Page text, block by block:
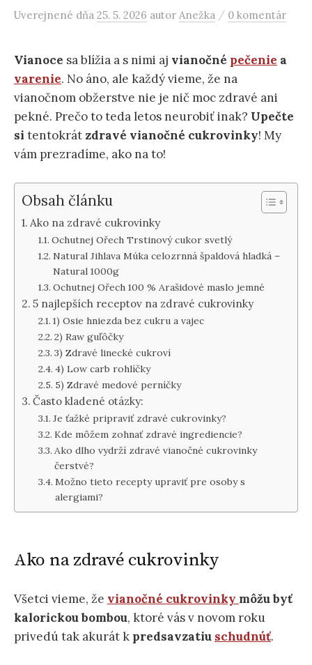
Uverejnené dňa 25. 5. 2026 autor Anežka / 0 komentár
Vianoce sa blížia a s nimi aj vianočné pečenie a
varenie. No áno, ale každý vieme, že na
vianočnom obžerstve nie je nič moc zdravé ani
pekné. Prečo to teda letos neurobiť inak? Upečte
si tentokrát zdravé vianočné cukrovinky! My
vám prezradíme, ako na to!
Obsah článku
Ako na zdravé cukrovinky
Ochutnej Ořech Trstinový cukor svetlý
Natural Jihlava Múka celozrnná špaldová hladká –
Natural 1000g
Ochutnej Ořech 100 % Arašidové maslo jemné
5 najlepších receptov na zdravé cukrovinky
1) Osie hniezda bez cukru a vajec
2) Raw guľôčky
3) Zdravé linecké cukroví
4) Low carb rohlíčky
5) Zdravé medové perníčky
Často kladené otázky:
Je ťažké pripraviť zdravé cukrovinky?
Kde môžem zohnať zdravé ingrediencie?
Ako dlho vydrží zdravé vianočné cukrovinky
čerstvé?
Možno tieto recepty upraviť pre osoby s
alergiami?
Ako na zdravé cukrovinky
Všetci vieme, že vianočné cukrovinky môžu byť
kalorickou bombou, ktoré vás v novom roku
privedú tak akurát k predsavzatiu schudnúť.